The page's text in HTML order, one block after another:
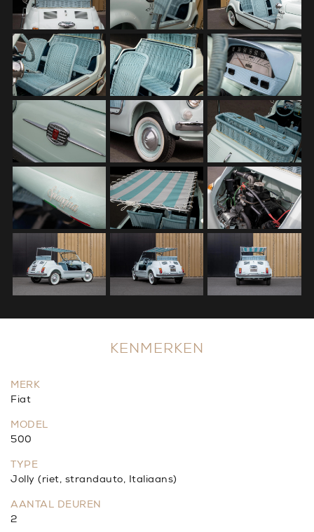
KENMERKEN
MERK
Fiat
MODEL
500
TYPE
Jolly (riet, strandauto, Italiaans)
AANTAL DEUREN
2